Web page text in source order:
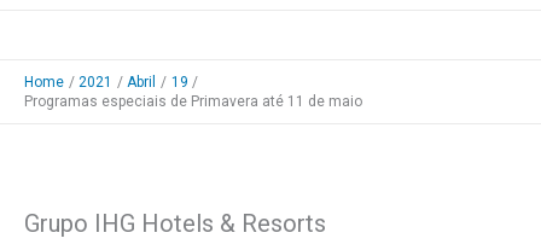
Home 2021 Abril
19
Programas especiais de Primavera até 11 de maio
Grupo IHG Hotels & Resorts